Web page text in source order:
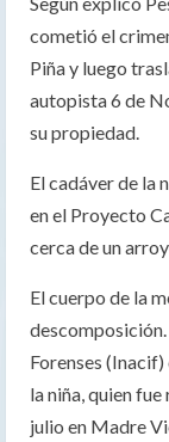
cometió el
Piña y luego
autopista 6 de
su propiedad.
El cadáver de la
en el Proyecto
cerca de un
El cuerpo de la
Forenses
la niña, quien
julio en Madre